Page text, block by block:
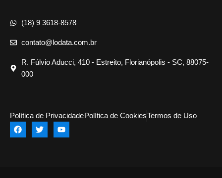
(18) 9 3618-8578
contato@lodata.com.br
R. Fúlvio Aducci, 410 - Estreito, Florianópolis - SC, 88075-
000
Política de PrivacidadePolítica de CookiesTermos de Uso